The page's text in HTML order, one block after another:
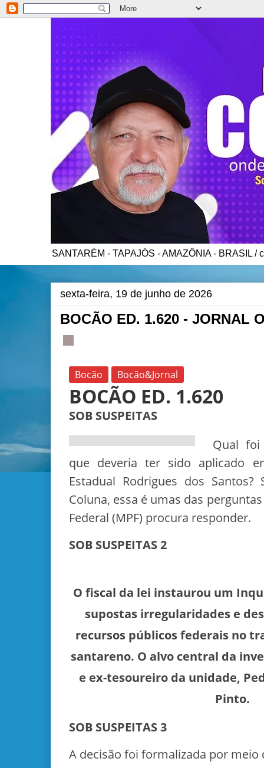
SANTARÉM - TAPAJÓS - AMAZÔNIA - BRASIL /
sexta-feira, 19 de junho de 2026
BOCÃO ED. 1.620 - JORNAL
Bocão Bocão&Jornal
BOCÃO ED. 1.620
SOB SUSPEITAS
Qual
que deveria ter sido aplicado
Estadual Rodrigues dos
Coluna, essa é umas das
Federal (MPF) procura responder.
SOB SUSPEITAS 2
O fiscal da lei instaurou um
supostas irregularidades e
recursos públicos federais no
santareno. O alvo central da
e ex-tesoureiro da unidade,
Pinto.
SOB SUSPEITAS 3
A decisão foi formalizada por meio